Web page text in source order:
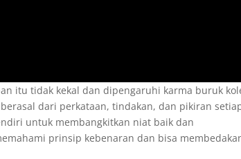
itu tidak kekal dan dipengaruhi karma buruk
dari perkataan, tindakan, dan pikiran
untuk membangkitkan niat baik dan
prinsip kebenaran dan bisa